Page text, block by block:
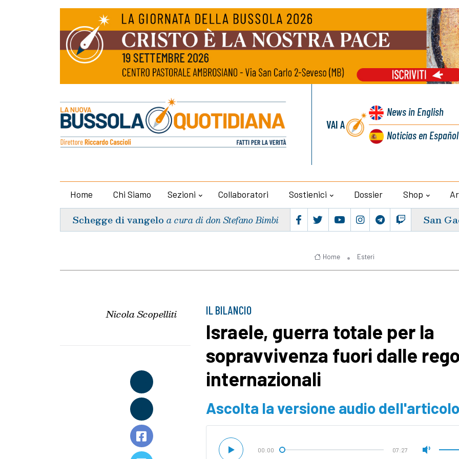
VAI A
Newsin English
Noticiasen Español
Home Chi Siamo Sezioni Collaboratori Sostienici Dossier Shop
Schegge di vangelo a cura di don Stefano Bimbi San
Home Esteri
Nicola Scopelliti IL BILANCIO
Israele, guerra totale per la
sopravvivenza fuori dalle
internazionali
Ascolta la versione audio dell'articolo
00:00 07:27